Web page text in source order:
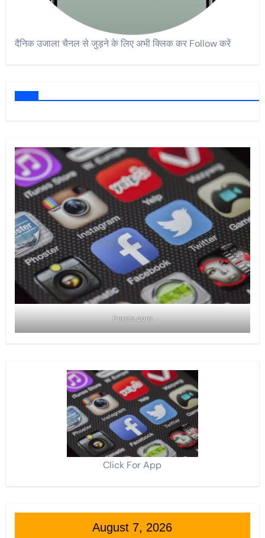
दैनिक उजाला चैनल से जुड़ने के लिए अभी क्लिक कर Follow करें
Pexels.com
Click For App
August 7, 2026